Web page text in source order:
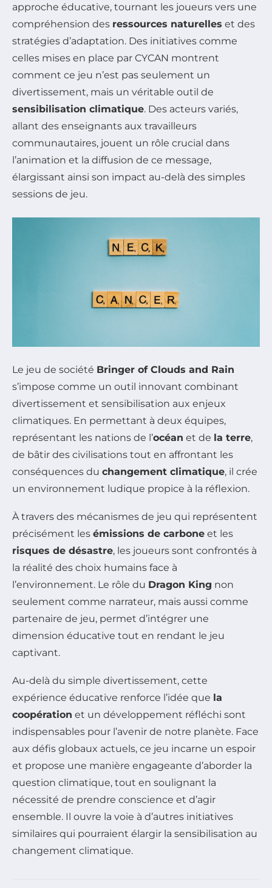
approche éducative, tournant les joueurs vers une
compréhension des ressources naturelles et des
stratégies d’adaptation. Des initiatives comme
celles mises en place par CYCAN montrent
comment ce jeu n’est pas seulement un
divertissement, mais un véritable outil de
sensibilisation climatique. Des acteurs variés,
allant des enseignants aux travailleurs
communautaires, jouent un rôle crucial dans
l’animation et la diffusion de ce message,
élargissant ainsi son impact au-delà des simples
sessions de jeu.
Le jeu de société Bringer of Clouds and Rain
s’impose comme un outil innovant combinant
divertissement et sensibilisation aux enjeux
climatiques. En permettant à deux équipes,
représentant les nations de l’océan et de la terre,
de bâtir des civilisations tout en affrontant les
conséquences du changement climatique, il crée
un environnement ludique propice à la réflexion.
À travers des mécanismes de jeu qui représentent
précisément les émissions de carbone et les
risques de désastre, les joueurs sont confrontés à
la réalité des choix humains face à
l’environnement. Le rôle du Dragon King non
seulement comme narrateur, mais aussi comme
partenaire de jeu, permet d’intégrer une
dimension éducative tout en rendant le jeu
captivant.
Au-delà du simple divertissement, cette
expérience éducative renforce l’idée que la
coopération et un développement réfléchi sont
indispensables pour l’avenir de notre planète. Face
aux défis globaux actuels, ce jeu incarne un espoir
et propose une manière engageante d’aborder la
question climatique, tout en soulignant la
nécessité de prendre conscience et d’agir
ensemble. Il ouvre la voie à d’autres initiatives
similaires qui pourraient élargir la sensibilisation au
changement climatique.